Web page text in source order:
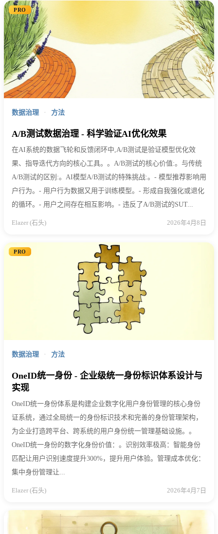
PRO
数据治理 · 方法
A/B测试数据治理 - 科学验证AI优化效果
在AI系统的数据飞轮和反馈闭环中,A/B测试是验证模型优化效
果、指导迭代方向的核心工具。。A/B测试的核心价值:。与传统
A/B测试的区别:。AI模型A/B测试的特殊挑战:。- 模型推荐影响用
户行为。- 用户行为数据又用于训练模型。- 形成自我强化或退化
的循环。- 用户之间存在相互影响。- 违反了A/B测试的SUT...
Elazer (石头) 2026年4月8日
PRO
数据治理 · 方法
OneID统一身份 - 企业级统一身份标识体系设计与
实现
OneID统一身份体系是构建企业数字化用户身份管理的核心身份
证系统，通过全局统一的身份标识技术和完善的身份管理架构，
为企业打造跨平台、跨系统的用户身份统一管理基础设施。。
OneID统一身份的数字化身份价值：。识别效率极高：智能身份
匹配让用户识别速度提升300%，提升用户体验。管理成本优化：
集中身份管理让...
Elazer (石头) 2026年4月7日